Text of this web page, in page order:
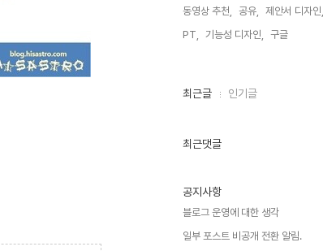
동영상 추천,
공유, 제안서 디자인,
PT,
기능성 디자인, 구글,
최
인
최근글 인기글
최근댓글
공지사항
블로그 운영에 대한 생각
일부 포스트 비공개 전환 알림.